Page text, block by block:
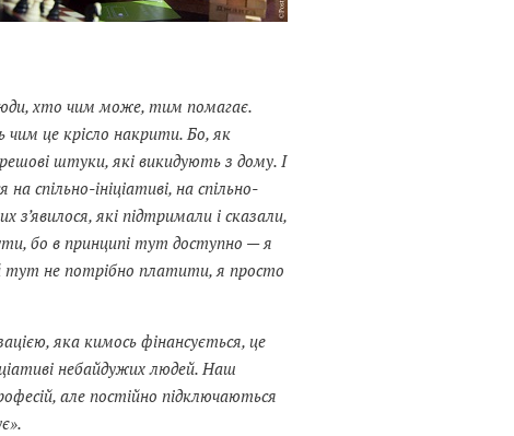
хто чим може, тим помагає.
чим це крісло накрити. Бо, як
штуки, які викидують з дому. І
спільно-ініціативі, на спільно-
з’явилося, які підтримали і сказали,
бо в принципі тут доступно — я
тут не потрібно платити, я просто
яка кимось фінансується, це
небайдужих людей. Наш
але постійно підключаються